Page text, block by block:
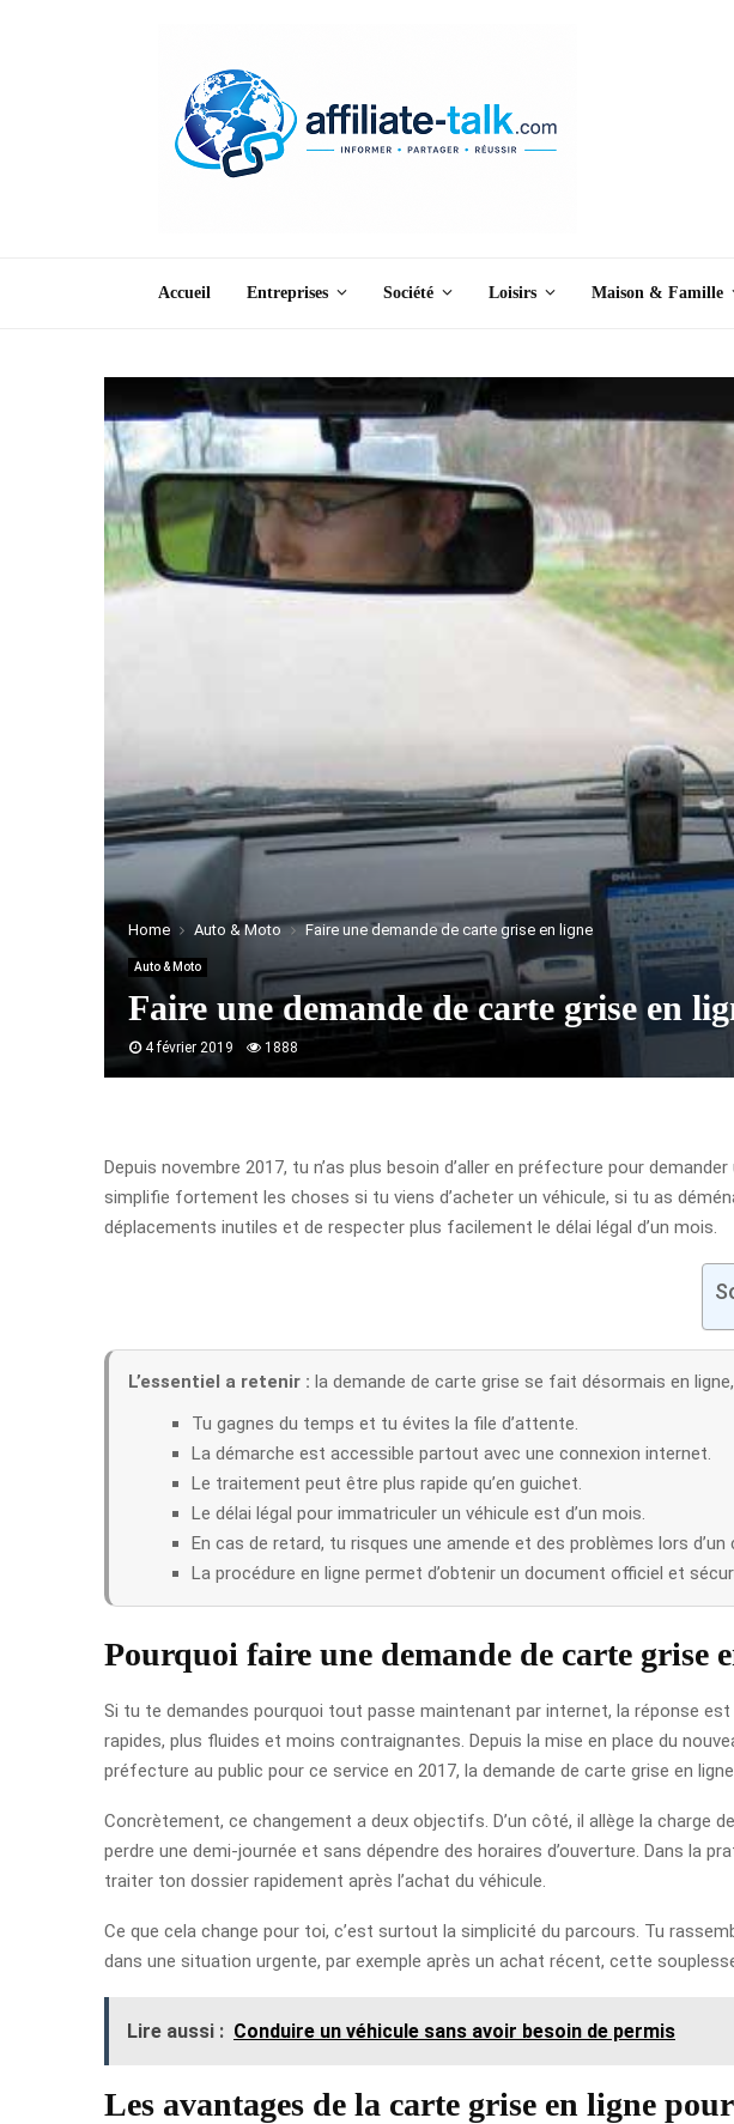
Accueil Entreprises Société Loisirs Maison & Famille
Home Auto & Moto Faire une demande de carte grise en ligne
Auto & Moto
Faire une demande de carte grise en
4 février 2019 1888
Depuis novembre 2017, tu n’as plus besoin d’aller en préfecture pour
simplifie fortement les choses si tu viens d’acheter un véhicule, si tu as
déplacements inutiles et de respecter plus facilement le délai légal d’un mois.
L’essentiel a retenir : la demande de carte grise se fait désormais en
Tu gagnes du temps et tu évites la file d’attente.
La démarche est accessible partout avec une connexion internet.
Le traitement peut être plus rapide qu’en guichet.
Le délai légal pour immatriculer un véhicule est d’un mois.
En cas de retard, tu risques une amende et des problèmes lors d’un
La procédure en ligne permet d’obtenir un document officiel et
Pourquoi faire une demande de carte grise
Si tu te demandes pourquoi tout passe maintenant par internet, la réponse
rapides, plus fluides et moins contraignantes. Depuis la mise en place du
préfecture au public pour ce service en 2017, la demande de carte grise en
Concrètement, ce changement a deux objectifs. D’un côté, il allège la charge
perdre une demi-journée et sans dépendre des horaires d’ouverture. Dans la
traiter ton dossier rapidement après l’achat du véhicule.
Ce que cela change pour toi, c’est surtout la simplicité du parcours. Tu
dans une situation urgente, par exemple après un achat récent, cette
Lire aussi : Conduire un véhicule sans avoir besoin de permis
Les avantages de la carte grise en ligne